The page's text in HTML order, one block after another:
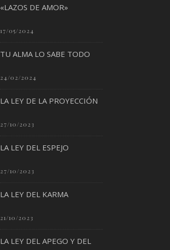
«LAZOS DE AMOR»
17/05/2024
TU ALMA LO SABE TODO
24/02/2024
LA LEY DE LA PROYECCIÓN
27/10/2023
LA LEY DEL ESPEJO
27/10/2023
LA LEY DEL KARMA
21/10/2023
LA LEY DEL APEGO Y DEL